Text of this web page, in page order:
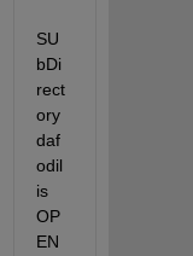
SU
bDi
rect
ory
daf
odil
is
OP
EN